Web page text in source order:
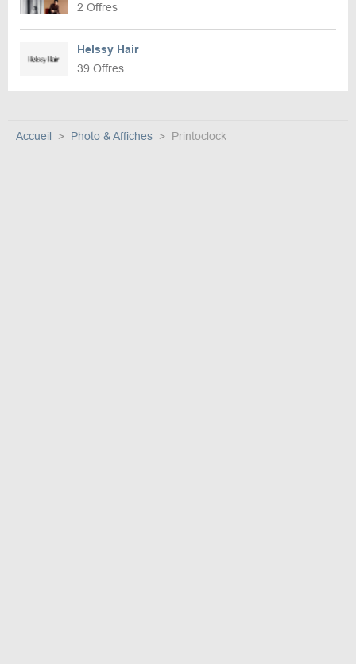
2 Offres
Helssy Hair
39 Offres
Accueil Photo & Affiches Printoclock